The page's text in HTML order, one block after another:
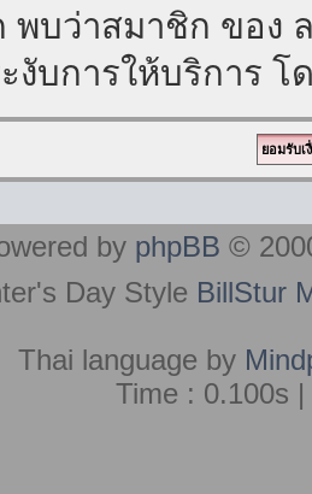
พบว่าสมาชิก ของ
งับการให้บริการ
by phpBB ©
Day Style BillStur
Thai language by
Time : 0.100s